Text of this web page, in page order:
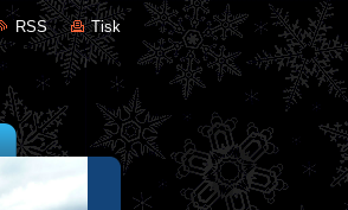
RSS Tisk